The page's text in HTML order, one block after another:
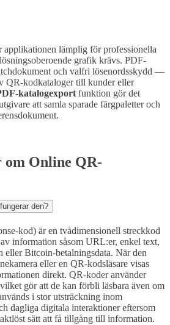
applikationen lämplig för professionella
grafik krävs. PDF-
och valfri lösenordsskydd —
QR-kodkataloger till kunder eller
katalogexport funktion gör det
att samla sparade färgpaletter och
om Online QR-
den?
kod) är en tvådimensionell streckkod
information såsom URL:er, enkel text,
eller Bitcoin-betalningsdata. När den
eller en QR-kodsläsare visas
direkt. QR-koder använder
gör att de kan förbli läsbara även om
i stor utsträckning inom
dagliga digitala interaktioner eftersom
sätt att få tillgång till information.